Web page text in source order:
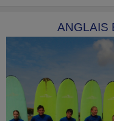
ANGLAIS